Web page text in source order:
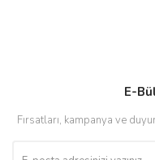
E-
Fırsatları, kampanya ve